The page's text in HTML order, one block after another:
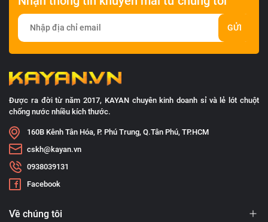
GỬI
Được ra đời từ năm 2017, KAYAN chuyên kinh doanh sỉ và lẻ lót chuột
chống nước nhiều kích thước.
160B Kênh Tân Hóa, P. Phú Trung, Q.Tân Phú, TP.HCM
cskh@kayan.vn
0938039131
Facebook
Về chúng tôi